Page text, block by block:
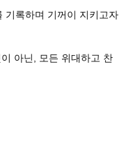
기록하며 기꺼이 지키고자
아닌, 모든 위대하고 찬